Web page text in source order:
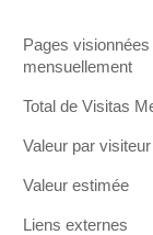
Pages visionnées
mensuellement
Total de Visitas
Valeur par visiteur
Valeur estimée
Liens externes